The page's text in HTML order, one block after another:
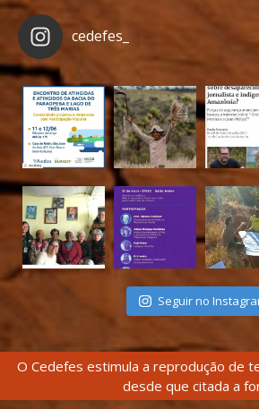
cedefes_
Seguir no
O Cedefes estimula a reprodução de
desde que citada a